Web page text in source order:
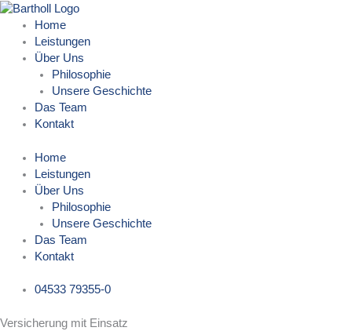
Zum
Inhalt
springen
Home
Leistungen
Über Uns
Philosophie
Unsere Geschichte
Das Team
Kontakt
Home
Leistungen
Über Uns
Philosophie
Unsere Geschichte
Das Team
Kontakt
04533 79355-0
Versicherung mit Einsatz